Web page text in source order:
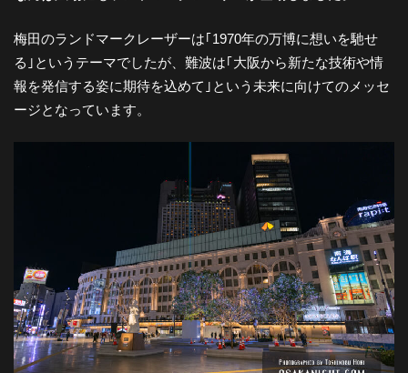
グ
阪
の
夜
梅田のランドマークレーザーは｢1970年の万博に想いを馳せ
る｣というテーマでしたが、難波は｢大阪から新たな技術や情
報を発信する姿に期待を込めて｣という未来に向けてのメッセ
ージとなっています。